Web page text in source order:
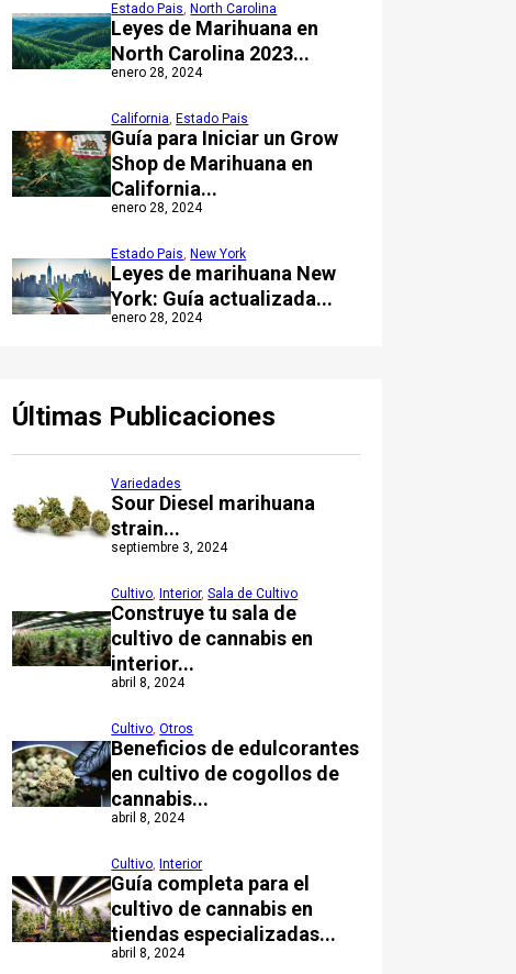
Leyes de Marihuana en
North Carolina 2023...
Estado Pais, North Carolina
enero 28, 2024
Guía para Iniciar un Grow
Shop de Marihuana en
California...
California, Estado Pais
enero 28, 2024
Leyes de marihuana New
York: Guía actualizada...
Estado Pais, New York
enero 28, 2024
Últimas Publicaciones
Sour Diesel marihuana
strain...
Variedades
septiembre 3, 2024
Construye tu sala de
cultivo de cannabis en
interior...
Cultivo, Interior,Sala de Cultivo
abril 8, 2024
Beneficios de edulcorantes
en cultivo de cogollos de
cannabis...
Cultivo,Otros
abril 8, 2024
Guía completa para el
cultivo de cannabis en
tiendas especializadas...
Cultivo, Interior
abril 8, 2024